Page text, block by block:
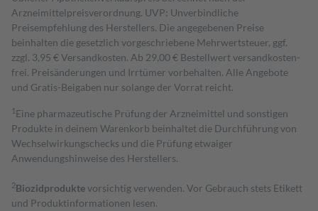
Arzneimittelpreisverordnung. UVP: Unverbindliche
Preisempfehlung des Herstellers. Die angegebenen Preise
beinhalten die gesetzlich vorgeschriebene Mehrwertsteuer, ggf.
zzgl. 3,95 € Versandkosten. Ab 29,00 € Bestell­wert versand­kosten­
frei. Preisänderungen und Irrtümer vorbehalten. Alle Angebote
und Gratis-Beigaben nur solange der Vorrat reicht.
1 Eine pharmazeutische Prüfung der Arzneimittel und sonstigen
Produkte in deinem Warenkorb beinhaltet die Durchführung von
Wechselwirkungschecks und die Prüfung etwaiger
Anwendungshinweise des Herstellers.
2Biozidproduktevorsichtig verwenden. Vor Gebrauch stets Etikett
und Produktinformationen lesen.